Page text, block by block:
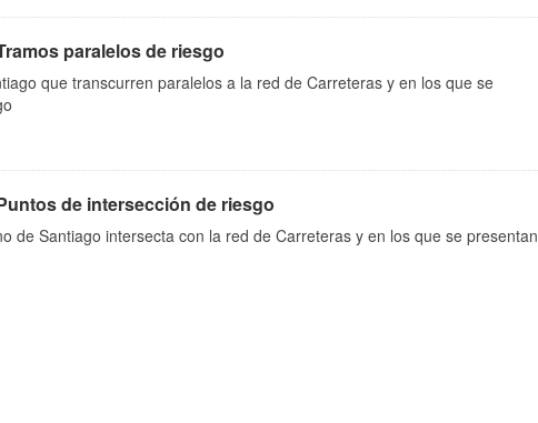
paralelos de riesgo
que transcurren paralelos a la red de Carreteras y en los que se
de intersección de riesgo
de Santiago intersecta con la red de Carreteras y en los que se presentan